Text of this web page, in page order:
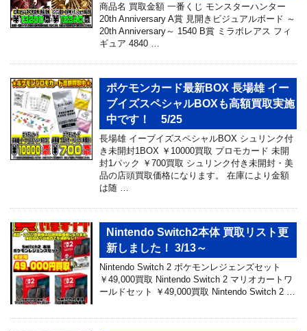
商品名 買取金額 一番くじ モンスターハンター
20th Anniversary A賞 見開きビジュアルボード ～
20th Anniversary～ 1540 B賞 ミラボレアス フィ
ギュア 4840 …
ポケモンカード最新BOX 長場雄 イー
ブイズスペシャルBOXも高額買取実施
中です！ 5/25
長場雄 イーブイズスペシャルBOX シュリンク付
き未開封1BOX ￥10000買取 プロモカード 未開
封1パック ￥700買取 シュリンク付き未開封・美
品の店頭買取価格になります。 在庫により金額
は随 …
Nintendo Switch2本体 買取リスト更
新しました！ 3/13～
Nintendo Switch 2 ポケモンレジェンズセット
￥49,000買取 Nintendo Switch 2 マリオカートワ
ールドセット ￥49,000買取 Nintendo Switch 2 …